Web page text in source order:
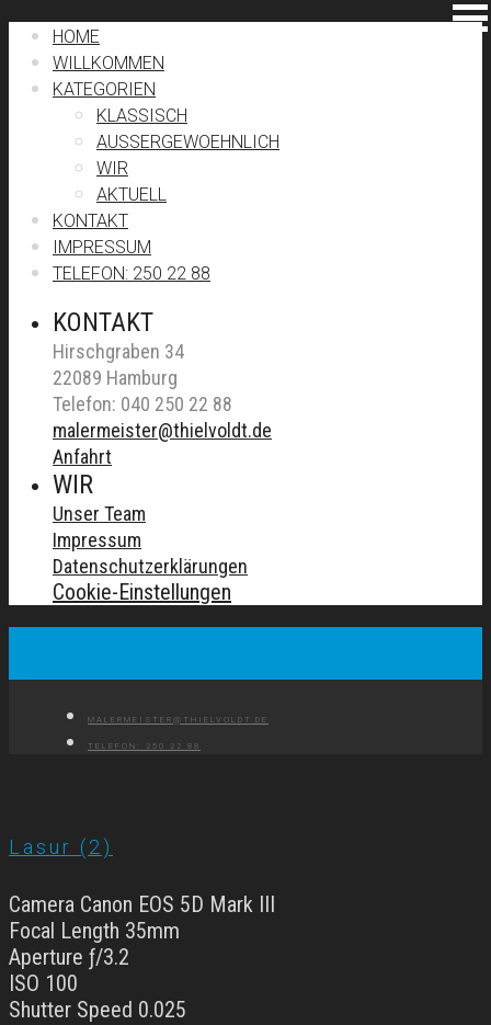
HOME
WILLKOMMEN
KATEGORIEN
KLASSISCH
AUSSERGEWOEHNLICH
WIR
AKTUELL
KONTAKT
IMPRESSUM
TELEFON: 250 22 88
KONTAKT
Hirschgraben 34
22089 Hamburg
Telefon: 040 250 22 88
malermeister@thielvoldt.de
Anfahrt
WIR
Unser Team
Impressum
Datenschutzerklärungen
Cookie-Einstellungen
MALERMEISTER@THIELVOLDT.DE
TELEFON: 250 22 88
Lasur (2)
Camera Canon EOS 5D Mark III
Focal Length 35mm
Aperture ƒ/3.2
ISO 100
Shutter Speed 0.025